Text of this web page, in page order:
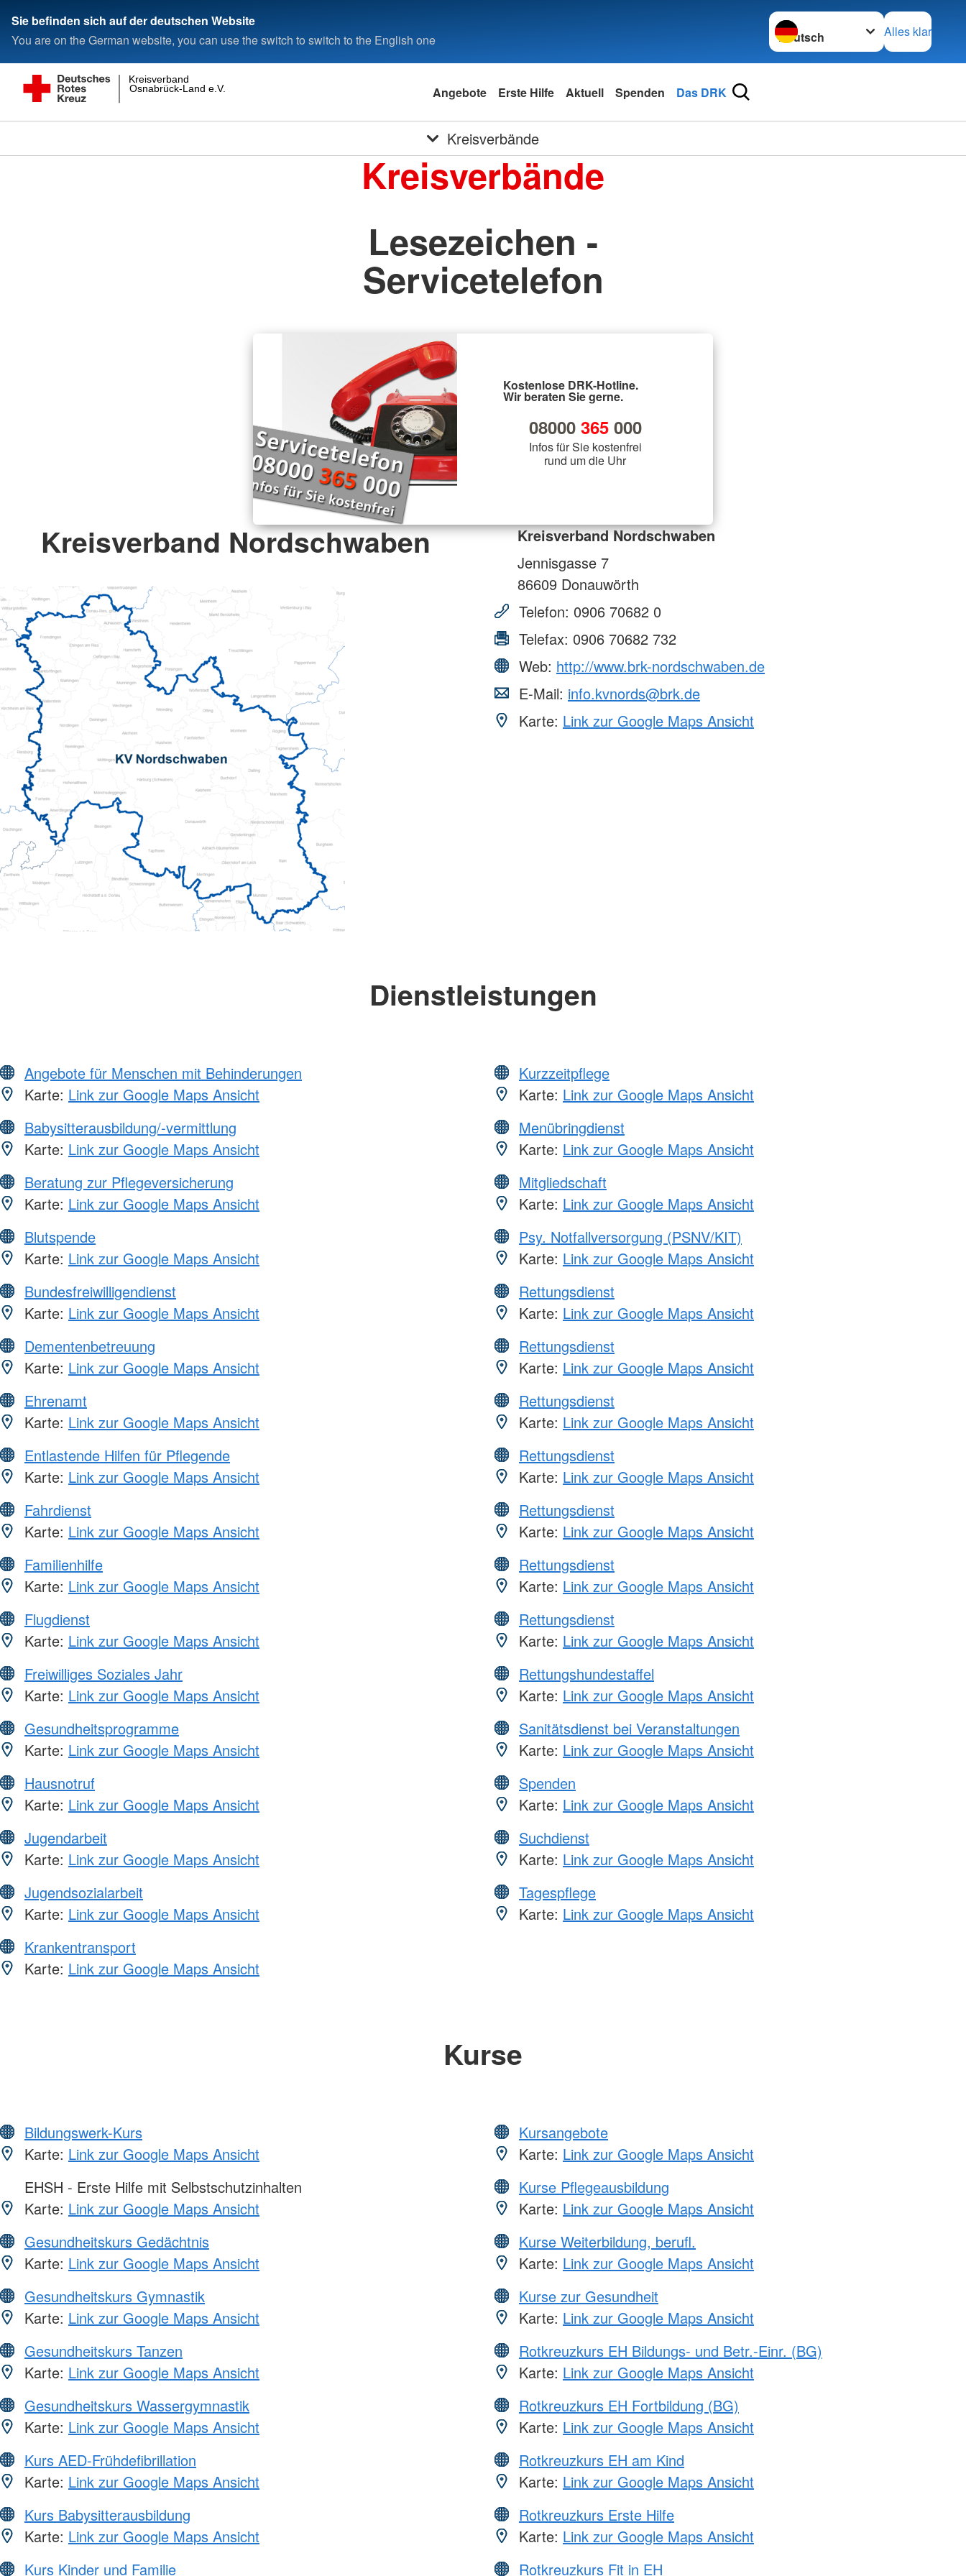
Sie befinden sich auf der deutschen Website
You are on the German website, you can use the switch to switch to the English one
Sprache wechseln zu
Alles klar
Osnabrück-Land e.V.
Kreisverband
Angebote Erste Hilfe Aktuell Spenden Das DRK
Kreisverbände
Kreisverbände
Lesezeichen -
Servicetelefon
Kostenlose DRK-Hotline.
Wir beraten Sie gerne.
08000 365000
Infos für Sie kostenfrei
rund um die Uhr
Kreisverband Nordschwaben
Kreisverband Nordschwaben
Jennisgasse 7
86609 Donauwörth
Telefon: 0906 70682 0
Telefax: 0906 70682 732
Web: http://www.brk-nordschwaben.de
E-Mail: info.kvnords@brk.de
Karte: Link zur Google Maps Ansicht
Dienstleistungen
Angebote für Menschen mit Behinderungen
Karte: Link zur Google Maps Ansicht
Babysitterausbildung/-vermittlung
Karte: Link zur Google Maps Ansicht
Beratung zur Pflegeversicherung
Karte: Link zur Google Maps Ansicht
Blutspende
Karte: Link zur Google Maps Ansicht
Bundesfreiwilligendienst
Karte: Link zur Google Maps Ansicht
Dementenbetreuung
Karte: Link zur Google Maps Ansicht
Ehrenamt
Karte: Link zur Google Maps Ansicht
Entlastende Hilfen für Pflegende
Karte: Link zur Google Maps Ansicht
Fahrdienst
Karte: Link zur Google Maps Ansicht
Familienhilfe
Karte: Link zur Google Maps Ansicht
Flugdienst
Karte: Link zur Google Maps Ansicht
Freiwilliges Soziales Jahr
Karte: Link zur Google Maps Ansicht
Gesundheitsprogramme
Karte: Link zur Google Maps Ansicht
Hausnotruf
Karte: Link zur Google Maps Ansicht
Jugendarbeit
Karte: Link zur Google Maps Ansicht
Jugendsozialarbeit
Karte: Link zur Google Maps Ansicht
Krankentransport
Karte: Link zur Google Maps Ansicht
Kurzzeitpflege
Karte: Link zur Google Maps Ansicht
Menübringdienst
Karte: Link zur Google Maps Ansicht
Mitgliedschaft
Karte: Link zur Google Maps Ansicht
Psy. Notfallversorgung (PSNV/KIT)
Karte: Link zur Google Maps Ansicht
Rettungsdienst
Karte: Link zur Google Maps Ansicht
Rettungsdienst
Karte: Link zur Google Maps Ansicht
Rettungsdienst
Karte: Link zur Google Maps Ansicht
Rettungsdienst
Karte: Link zur Google Maps Ansicht
Rettungsdienst
Karte: Link zur Google Maps Ansicht
Rettungsdienst
Karte: Link zur Google Maps Ansicht
Rettungsdienst
Karte: Link zur Google Maps Ansicht
Rettungshundestaffel
Karte: Link zur Google Maps Ansicht
Sanitätsdienst bei Veranstaltungen
Karte: Link zur Google Maps Ansicht
Spenden
Karte: Link zur Google Maps Ansicht
Suchdienst
Karte: Link zur Google Maps Ansicht
Tagespflege
Karte: Link zur Google Maps Ansicht
Kurse
Bildungswerk-Kurs
Karte: Link zur Google Maps Ansicht
EHSH - Erste Hilfe mit Selbstschutzinhalten
Karte: Link zur Google Maps Ansicht
Gesundheitskurs Gedächtnis
Karte: Link zur Google Maps Ansicht
Gesundheitskurs Gymnastik
Karte: Link zur Google Maps Ansicht
Gesundheitskurs Tanzen
Karte: Link zur Google Maps Ansicht
Gesundheitskurs Wassergymnastik
Karte: Link zur Google Maps Ansicht
Kurs AED-Frühdefibrillation
Karte: Link zur Google Maps Ansicht
Kurs Babysitterausbildung
Karte: Link zur Google Maps Ansicht
Kurs Kinder und Familie
Kursangebote
Karte: Link zur Google Maps Ansicht
Kurse Pflegeausbildung
Karte: Link zur Google Maps Ansicht
Kurse Weiterbildung, berufl.
Karte: Link zur Google Maps Ansicht
Kurse zur Gesundheit
Karte: Link zur Google Maps Ansicht
Rotkreuzkurs EH Bildungs- und Betr.-Einr. (BG)
Karte: Link zur Google Maps Ansicht
Rotkreuzkurs EH Fortbildung (BG)
Karte: Link zur Google Maps Ansicht
Rotkreuzkurs EH am Kind
Karte: Link zur Google Maps Ansicht
Rotkreuzkurs Erste Hilfe
Karte: Link zur Google Maps Ansicht
Rotkreuzkurs Fit in EH